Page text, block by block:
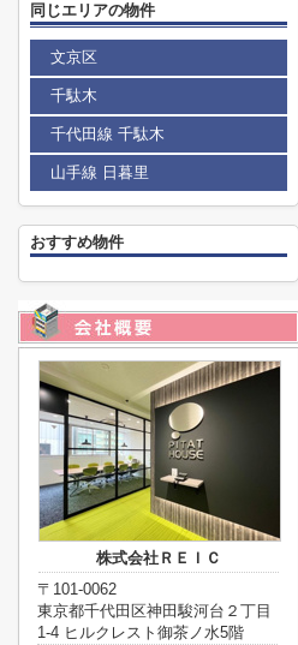
同じエリアの物件
文京区
千駄木
千代田線 千駄木
山手線 日暮里
おすすめ物件
株式会社ＲＥＩＣ
〒101-0062
東京都千代田区神田駿河台２丁目
1-4 ヒルクレスト御茶ノ水5階